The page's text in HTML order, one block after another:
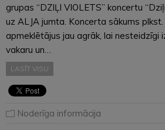
grupas “DZIĻI VIOLETS” koncertu
uz ALJA jumta. Koncerta sākums plkst.
apmeklētājus jau agrāk, lai nesteidzīgi
vakaru un…
LASĪT VISU
Noderīga informācija